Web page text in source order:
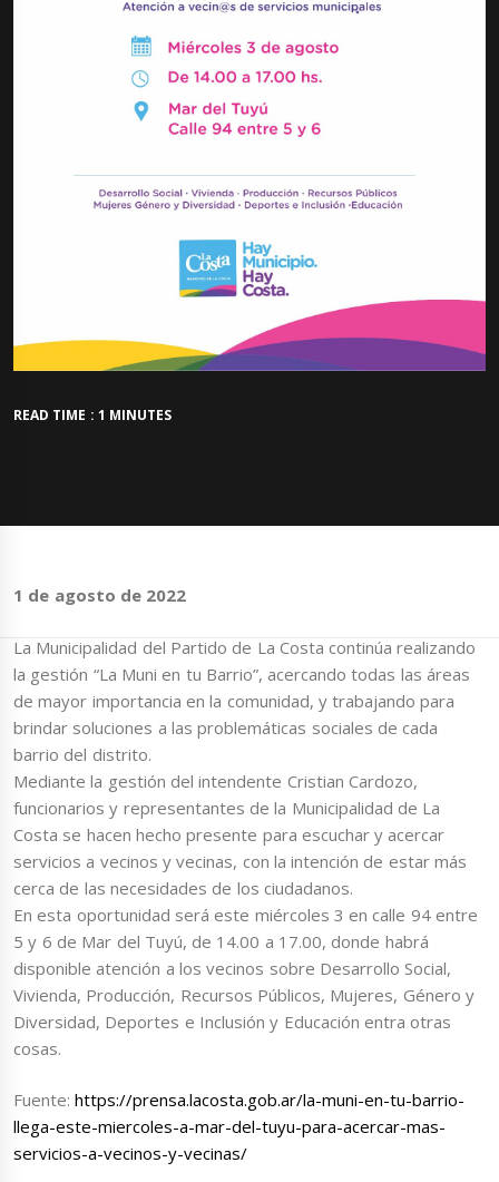
READ TIME : 1 MINUTES
1 de agosto de 2022
La Municipalidad del Partido de La Costa continúa realizando
la gestión “La Muni en tu Barrio”, acercando todas las áreas
de mayor importancia en la comunidad, y trabajando para
brindar soluciones a las problemáticas sociales de cada
barrio del distrito.
Mediante la gestión del intendente Cristian Cardozo,
funcionarios y representantes de la Municipalidad de La
Costa se hacen hecho presente para escuchar y acercar
servicios a vecinos y vecinas, con la intención de estar más
cerca de las necesidades de los ciudadanos.
En esta oportunidad será este miércoles 3 en calle 94 entre
5 y 6 de Mar del Tuyú, de 14.00 a 17.00, donde habrá
disponible atención a los vecinos sobre Desarrollo Social,
Vivienda, Producción, Recursos Públicos, Mujeres, Género y
Diversidad, Deportes e Inclusión y Educación entra otras
cosas.
Fuente:https://prensa.lacosta.gob.ar/la-muni-en-tu-barrio-
llega-este-miercoles-a-mar-del-tuyu-para-acercar-mas-
servicios-a-vecinos-y-vecinas/